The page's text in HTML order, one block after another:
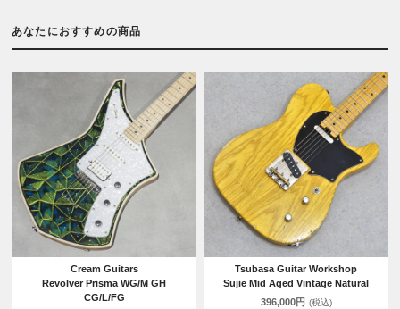
あなたにおすすめの商品
Cream Guitars
Revolver Prisma WG/M GH
CG/L/FG
Tsubasa Guitar Workshop
Sujie Mid Aged Vintage Natural
396,000円 (税込)